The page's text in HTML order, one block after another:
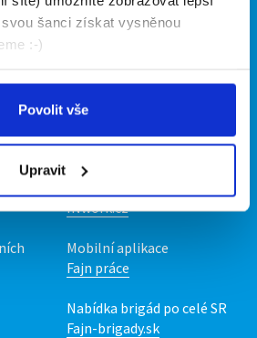
šanci získat vysněnou
:-)
Povolit vše
Upravit
Ceník
Propagace
Naše další projekty
Fajn brigády
INwork.cz
Mobilní aplikace
Fajn práce
Nabídka brigád po celé SR
Fajn-brigady.sk